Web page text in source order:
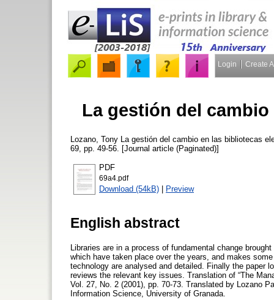
Login Create
La gestión del
Lozano, Tony La gestión del cambio en las bibliotecas
69, pp. 49-56. [Journal article (Paginated)]
PDF
69a4.pdf
Download (54kB) | Preview
English abstract
Libraries are in a process of fundamental change
which have taken place over the years, and makes
technology are analysed and detailed. Finally the paper
reviews the relevant key issues. Translation of “The
Vol. 27, No. 2 (2001), pp. 70-73. Translated by Lozano
Information Science, University of Granada.